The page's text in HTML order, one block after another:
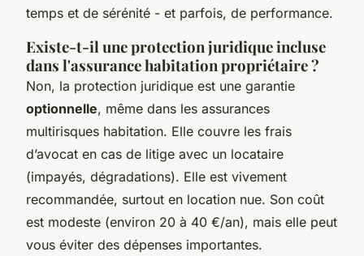
temps et de sérénité - et parfois, de performance.
Existe-t-il une protection juridique incluse
dans l'assurance habitation propriétaire ?
Non, la protection juridique est une garantie
optionnelle, même dans les assurances
multirisques habitation. Elle couvre les frais
d’avocat en cas de litige avec un locataire
(impayés, dégradations). Elle est vivement
recommandée, surtout en location nue. Son coût
est modeste (environ 20 à 40 €/an), mais elle peut
vous éviter des dépenses importantes.